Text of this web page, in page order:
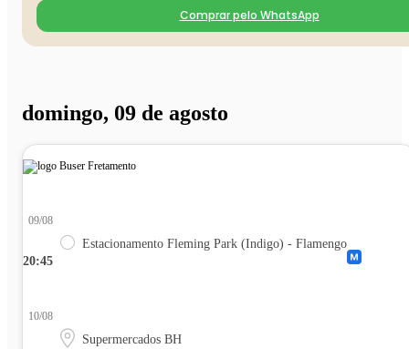
Comprar pelo WhatsApp
domingo, 09 de agosto
20:45
09/08
Estacionamento Fleming Park (Indigo) - Flamengo
10/08
Supermercados BH